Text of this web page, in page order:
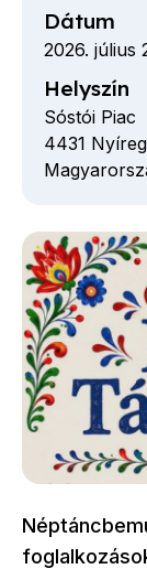
Dátum
2026. július
Helyszín
Sóstói Piac
4431